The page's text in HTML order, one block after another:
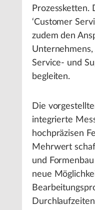
Prozessketten.
‘Customer
zudem den
Service- und
begleiten.
Die
integrierte
hochpräzisen
Mehrwert
und
neue